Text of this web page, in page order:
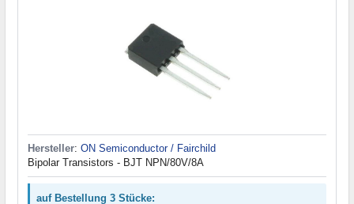
Hersteller: ON Semiconductor / Fairchild
Bipolar Transistors - BJT NPN/80V/8A
auf Bestellung 3 Stücke: